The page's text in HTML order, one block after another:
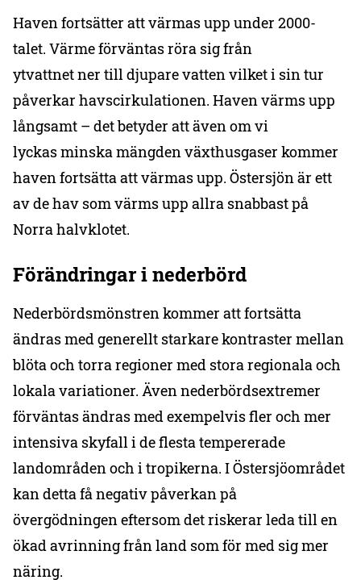
Haven fortsätter att värmas upp under 2000-
talet. Värme förväntas röra sig från
ytvattnet ner till djupare vatten vilket i sin tur
påverkar havscirkulationen. Haven värms upp
långsamt – det betyder att även om vi
lyckas minska mängden växthusgaser kommer
haven fortsätta att värmas upp. Östersjön är ett
av de hav som värms upp allra snabbast på
Norra halvklotet.
Förändringar i nederbörd
Nederbördsmönstren kommer att fortsätta
ändras med generellt starkare kontraster mellan
blöta och torra regioner med stora regionala och
lokala variationer. Även nederbördsextremer
förväntas ändras med exempelvis fler och mer
intensiva skyfall i de flesta tempererade
landområden och i tropikerna. I Östersjöområdet
kan detta få negativ påverkan på
övergödningen eftersom det riskerar leda till en
ökad avrinning från land som för med sig mer
näring.